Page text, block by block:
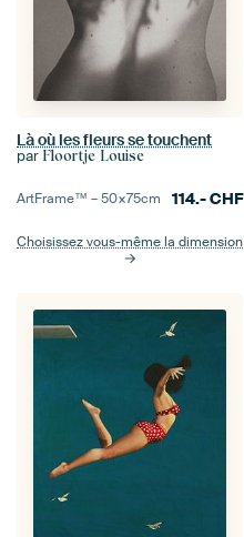
Là où les fleurs se touchent
par Floortje Louise
ArtFrame™ –50×75cm 114.-CHF
Choisissez vous-même la dimension